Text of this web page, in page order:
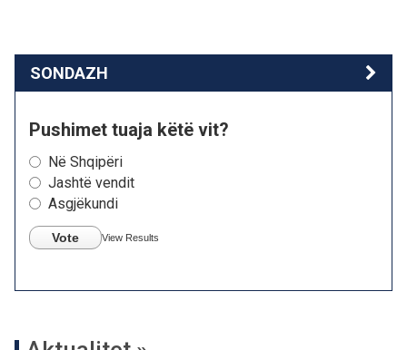
SONDAZH
Pushimet tuaja këtë vit?
Në Shqipëri
Jashtë vendit
Asgjëkundi
Vote View Results